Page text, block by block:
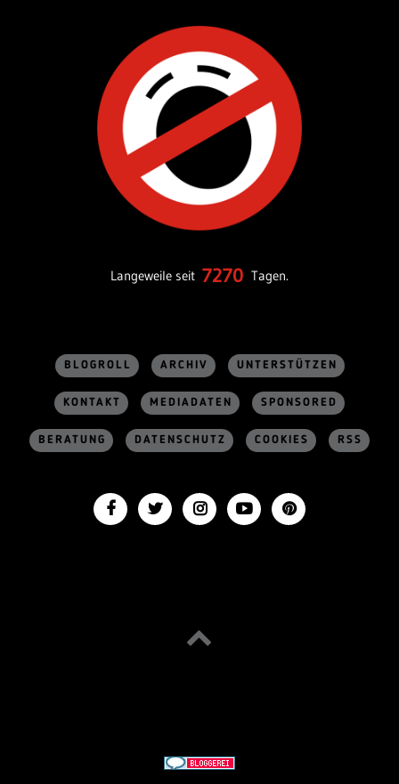
Langeweile seit 7270 Tagen.
BLOGROLL ARCHIV UNTERSTÜTZEN
KONTAKT MEDIADATEN SPONSORED
BERATUNG DATENSCHUTZ COOKIES RSS